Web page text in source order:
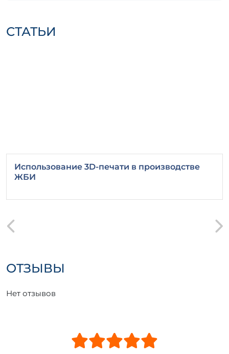
устойчивости к внешним воздействиям.
СТАТЬИ
Использование 3D-печати в производстве
ЖБИ
ОТЗЫВЫ
Нет отзывов